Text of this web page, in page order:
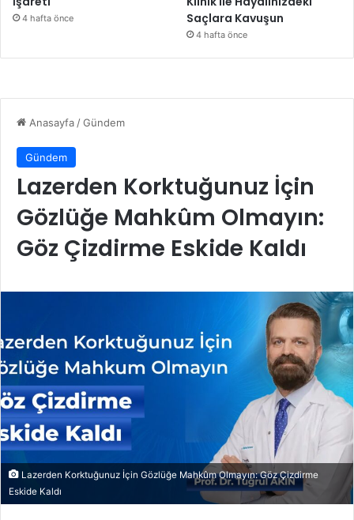
4 hafta önce
Saçlara Kavuşun
4 hafta önce